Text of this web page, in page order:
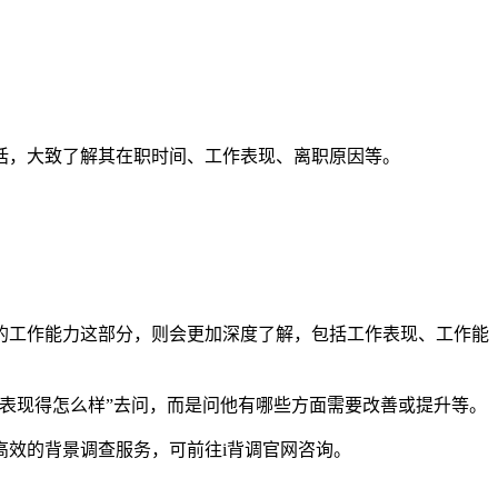
大致了解其在职时间、工作表现、离职原因等。
作能力这部分，则会更加深度了解，包括工作表现、工作能
得怎么样”去问，而是问他有哪些方面需要改善或提升等。
的背景调查服务，可前往i背调官网咨询。